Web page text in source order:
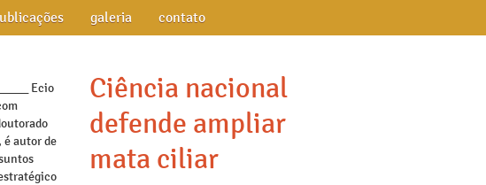
galeria contato
Ecio
é autor de
Ciência nacional
defende ampliar
mata ciliar